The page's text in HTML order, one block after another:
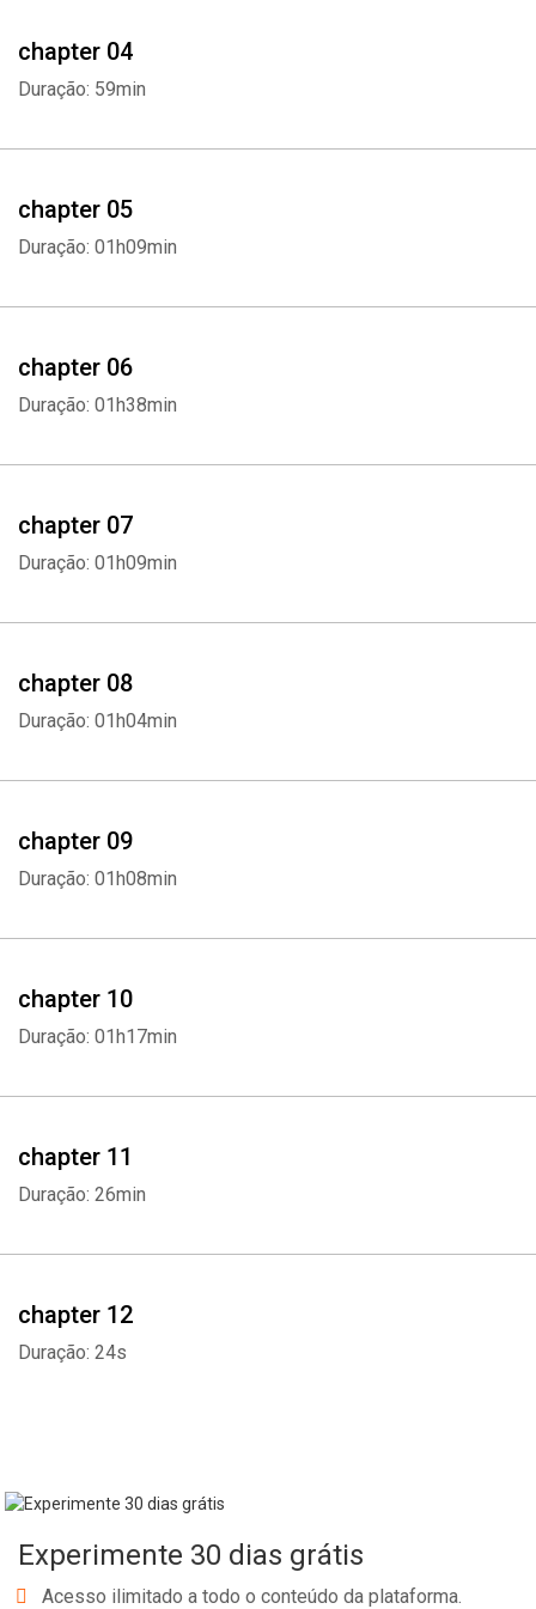
chapter 04
Duração: 59min
chapter 05
Duração: 01h09min
chapter 06
Duração: 01h38min
chapter 07
Duração: 01h09min
chapter 08
Duração: 01h04min
chapter 09
Duração: 01h08min
chapter 10
Duração: 01h17min
chapter 11
Duração: 26min
chapter 12
Duração: 24s
Experimente 30 dias grátis
Acesso ilimitado a todo o conteúdo da plataforma.